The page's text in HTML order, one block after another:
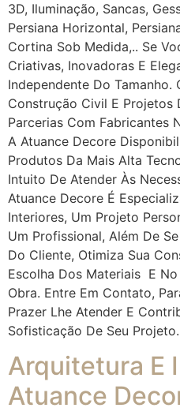
3D, Iluminação, Sancas,
Persiana Horizontal,
Cortina Sob Medida,.. Se
Criativas, Inovadoras E
Independente Do Tamanho.
Construção Civil E Projetos
Parcerias Com Fabricantes
A Atuance Decore
Produtos Da Mais Alta
Intuito De Atender Às
Atuance Decore É
Interiores, Um Projeto
Um Profissional, Além De
Do Cliente, Otimiza Sua
Escolha Dos Materiais E
Obra. Entre Em Contato,
Prazer Lhe Atender E
Sofisticação De Seu Projeto.
Arquitetura E
Atuance